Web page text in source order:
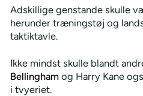
Adskillige genstande skulle
herunder træningstøj og
taktiktavle.
Ikke mindst skulle blandt
Bellinghamog Harry Kane
i tvyeriet.